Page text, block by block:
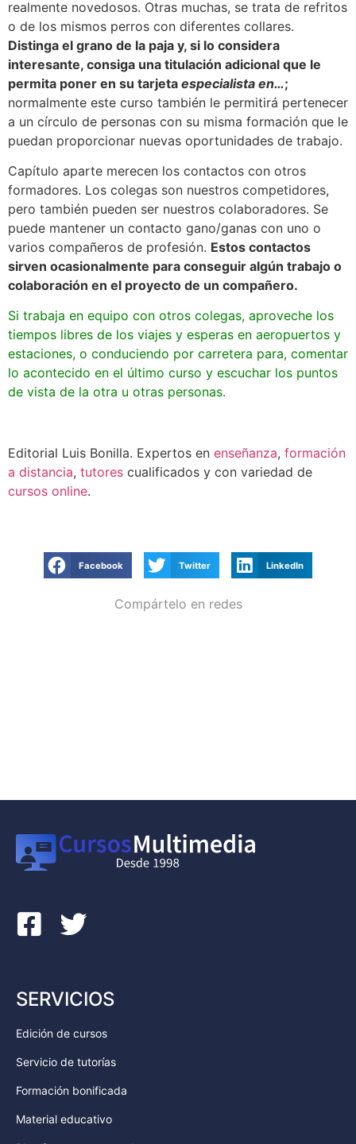
realmente novedosos. Otras muchas, se trata de refritos
o de los mismos perros con diferentes collares.
Distinga el grano de la paja y, si lo considera
interesante, consiga una titulación adicional que le
permita poner en su tarjeta especialista en…;
normalmente este curso también le permitirá pertenecer
a un círculo de personas con su misma formación que le
puedan proporcionar nuevas oportunidades de trabajo.
Capítulo aparte merecen los contactos con otros
formadores. Los colegas son nuestros competidores,
pero también pueden ser nuestros colaboradores. Se
puede mantener un contacto gano/ganas con uno o
varios compañeros de profesión. Estos contactos
sirven ocasionalmente para conseguir algún trabajo o
colaboración en el proyecto de un compañero.
Si trabaja en equipo con otros colegas, aproveche los
tiempos libres de los viajes y esperas en aeropuertos y
estaciones, o conduciendo por carretera para, comentar
lo acontecido en el último curso y escuchar los puntos
de vista de la otra u otras personas.
Editorial Luis Bonilla. Expertos en enseñanza, formación
a distancia, tutores cualificados y con variedad de
cursos online.
Facebook Twitter LinkedIn
Compártelo en redes
SERVICIOS
Edición de cursos
Servicio de tutorías
Formación bonificada
Material educativo